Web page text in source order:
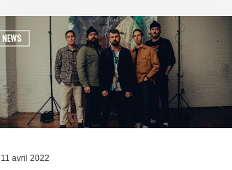
NEWS
11 avril 2022